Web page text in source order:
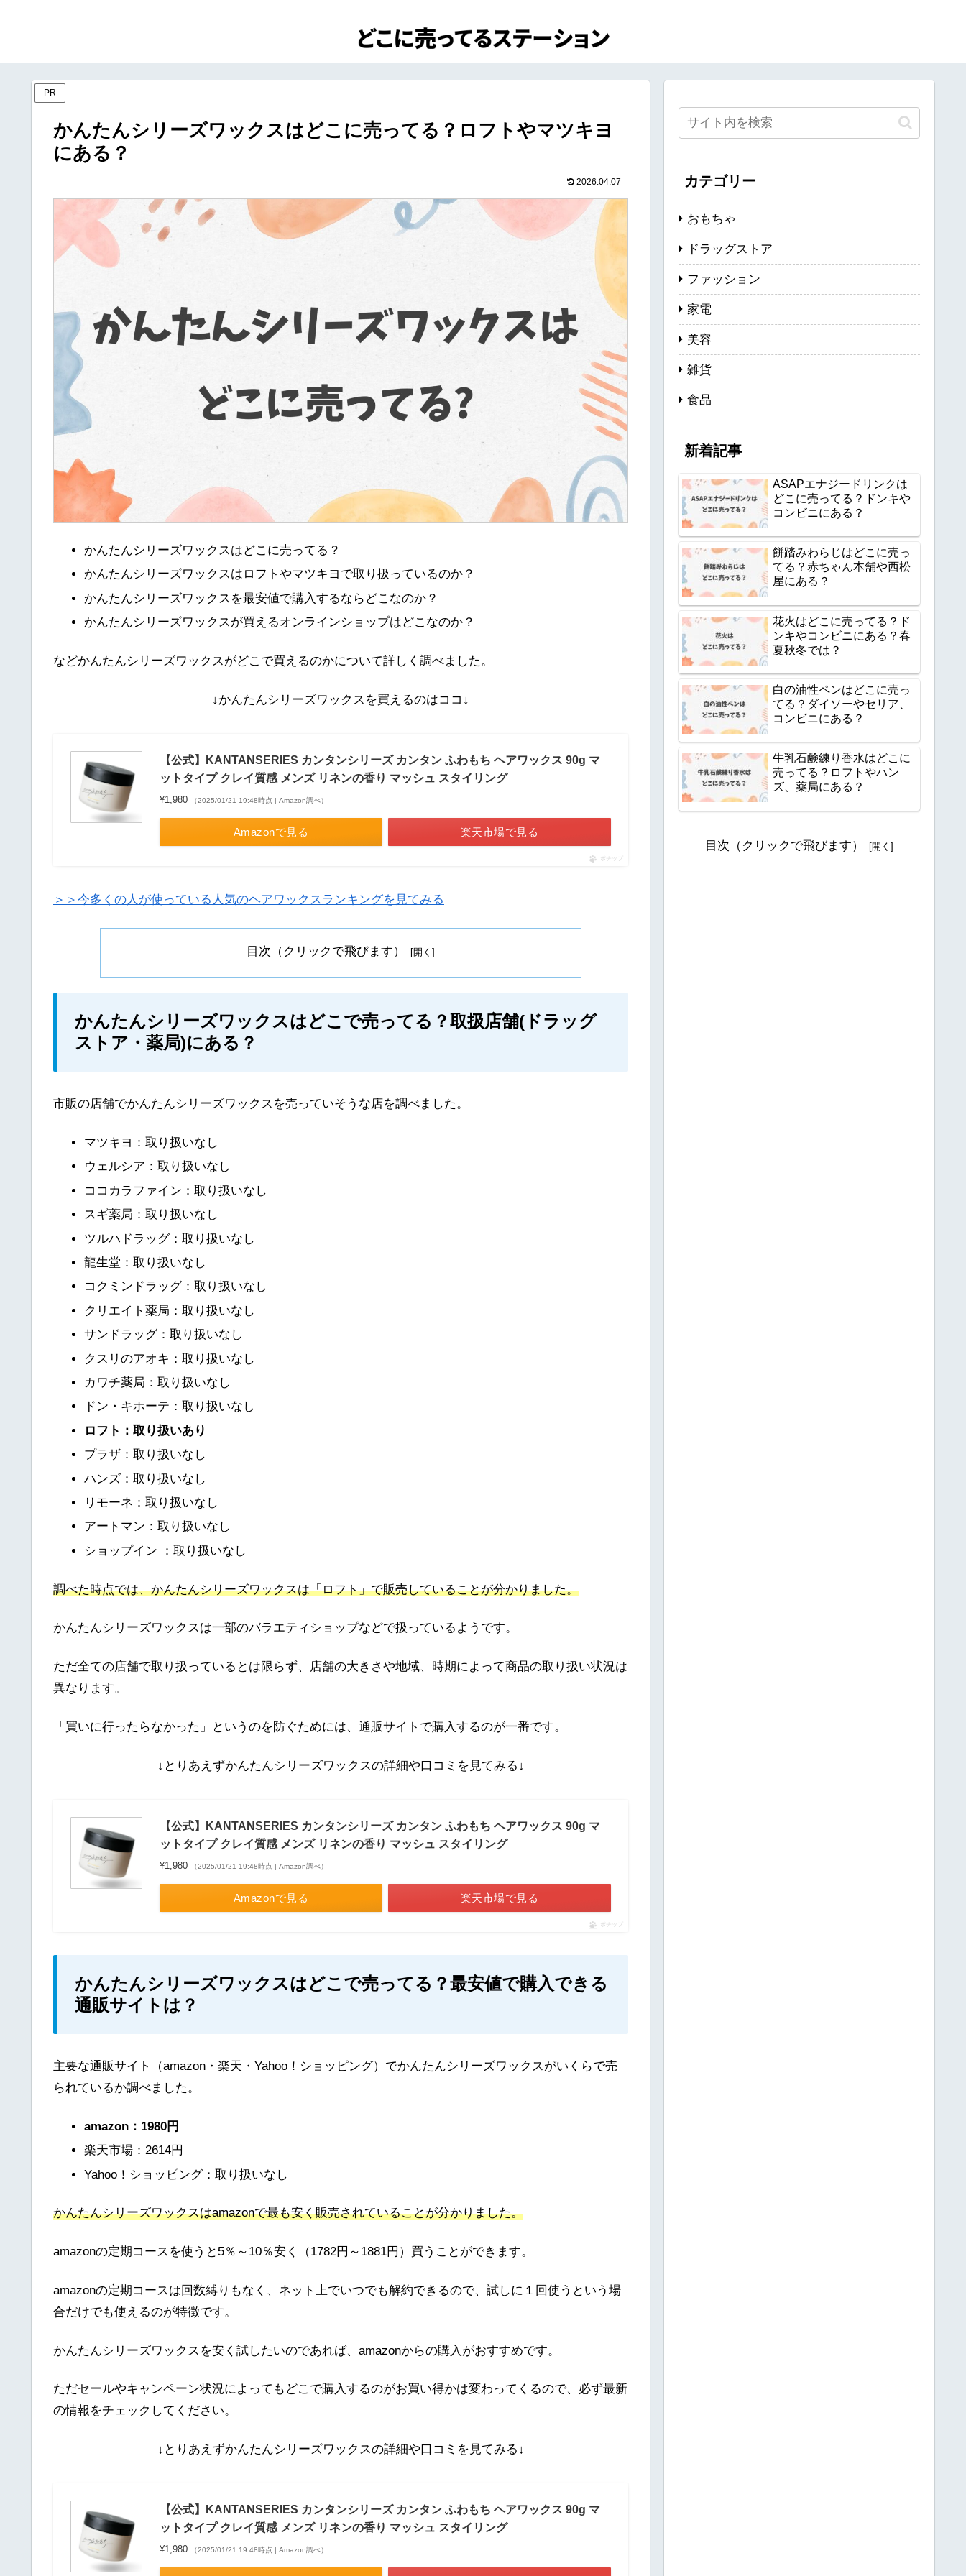
PR
かんたんシリーズワックスはどこに売ってる？ロフトやマツキヨ
にある？
2026.04.07
かんたんシリーズワックスはどこに売ってる？
かんたんシリーズワックスはロフトやマツキヨで取り扱っているのか？
かんたんシリーズワックスを最安値で購入するならどこなのか？
かんたんシリーズワックスが買えるオンラインショップはどこなのか？
などかんたんシリーズワックスがどこで買えるのかについて詳しく調べました。
↓かんたんシリーズワックスを買えるのはココ↓
【公式】KANTANSERIES カンタンシリーズ カンタン ふわもち ヘアワックス 90g マ
ットタイプ クレイ質感 メンズ リネンの香り マッシュ スタイリング
¥1,980 （2025/01/21 19:48時点 | Amazon調べ）
Amazonで見る 楽天市場で見る
ポチップ
＞＞今多くの人が使っている人気のヘアワックスランキングを見てみる
目次（クリックで飛びます）
かんたんシリーズワックスはどこで売ってる？取扱店舗(ドラッグ
ストア・薬局)にある？
市販の店舗でかんたんシリーズワックスを売っていそうな店を調べました。
マツキヨ：取り扱いなし
ウェルシア：取り扱いなし
ココカラファイン：取り扱いなし
スギ薬局：取り扱いなし
ツルハドラッグ：取り扱いなし
龍生堂：取り扱いなし
コクミンドラッグ：取り扱いなし
クリエイト薬局：取り扱いなし
サンドラッグ：取り扱いなし
クスリのアオキ：取り扱いなし
カワチ薬局：取り扱いなし
ドン・キホーテ：取り扱いなし
ロフト：取り扱いあり
プラザ：取り扱いなし
ハンズ：取り扱いなし
リモーネ：取り扱いなし
アートマン：取り扱いなし
ショップイン ：取り扱いなし
調べた時点では、かんたんシリーズワックスは「ロフト」で販売していることが分かりました。
かんたんシリーズワックスは一部のバラエティショップなどで扱っているようです。
ただ全ての店舗で取り扱っているとは限らず、店舗の大きさや地域、時期によって商品の取り扱い状況は
異なります。
「買いに行ったらなかった」というのを防ぐためには、通販サイトで購入するのが一番です。
↓とりあえずかんたんシリーズワックスの詳細や口コミを見てみる↓
【公式】KANTANSERIES カンタンシリーズ カンタン ふわもち ヘアワックス 90g マ
ットタイプ クレイ質感 メンズ リネンの香り マッシュ スタイリング
¥1,980 （2025/01/21 19:48時点 | Amazon調べ）
Amazonで見る 楽天市場で見る
ポチップ
かんたんシリーズワックスはどこで売ってる？最安値で購入できる
通販サイトは？
主要な通販サイト（amazon・楽天・Yahoo！ショッピング）でかんたんシリーズワックスがいくらで売
られているか調べました。
amazon：1980円
楽天市場：2614円
Yahoo！ショッピング：取り扱いなし
かんたんシリーズワックスはamazonで最も安く販売されていることが分かりました。
amazonの定期コースを使うと5％～10％安く（1782円～1881円）買うことができます。
amazonの定期コースは回数縛りもなく、ネット上でいつでも解約できるので、試しに１回使うという場
合だけでも使えるのが特徴です。
かんたんシリーズワックスを安く試したいのであれば、amazonからの購入がおすすめです。
ただセールやキャンペーン状況によってもどこで購入するのがお買い得かは変わってくるので、必ず最新
の情報をチェックしてください。
↓とりあえずかんたんシリーズワックスの詳細や口コミを見てみる↓
【公式】KANTANSERIES カンタンシリーズ カンタン ふわもち ヘアワックス 90g マ
ットタイプ クレイ質感 メンズ リネンの香り マッシュ スタイリング
¥1,980 （2025/01/21 19:48時点 | Amazon調べ）
カテゴリー
おもちゃ
ドラッグストア
ファッション
家電
美容
雑貨
食品
新着記事
ASAPエナジードリンクは
どこに売ってる？ドンキや
コンビニにある？
餅踏みわらじはどこに売っ
てる？赤ちゃん本舗や西松
屋にある？
花火はどこに売ってる？ド
ンキやコンビニにある？春
夏秋冬では？
白の油性ペンはどこに売っ
てる？ダイソーやセリア、
コンビニにある？
牛乳石鹸練り香水はどこに
売ってる？ロフトやハン
ズ、薬局にある？
目次（クリックで飛びます）